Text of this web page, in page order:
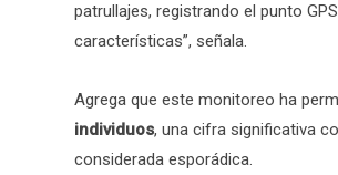
patrullajes, registrando el punto
características”, señala.
Agrega que este monitoreo ha
individuos, una cifra significativa
considerada esporádica.